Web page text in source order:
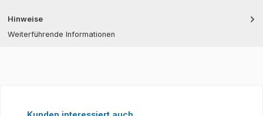
Hinweise
Weiterführende Informationen
Produktgalerie überspringen